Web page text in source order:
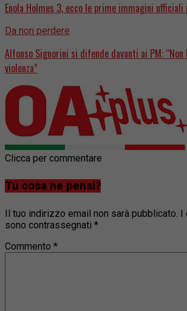
Enola Holmes 3, ecco le prime immagini
Da non perdere
Alfonso Signorini si difende davanti ai PM: “Non
violenza”
Clicca per commentare
Tu cosa ne pensi?
Il tuo indirizzo email non sarà pubblicato.
sono contrassegnati *
Commento *